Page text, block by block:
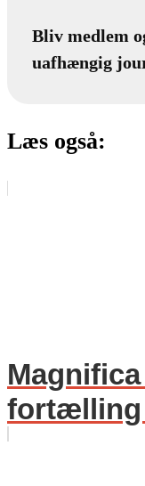
Bliv medlem
uafhængig
Læs også:
fortælling